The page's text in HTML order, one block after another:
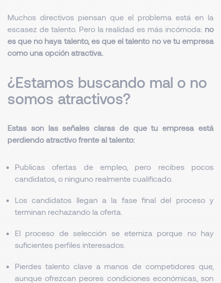
Muchos directivos piensan que el problema está en la
escasez de talento. Pero la realidad es más incómoda: no
es que no haya talento, es que el talento no ve tu empresa
como una opción atractiva.
¿Estamos buscando mal o no
somos atractivos?
Estas son las señales claras de que tu empresa está
perdiendo atractivo frente al talento:
Publicas ofertas de empleo, pero recibes pocos
candidatos, o ninguno realmente cualificado.
Los candidatos llegan a la fase final del proceso y
terminan rechazando la oferta.
El proceso de selección se eterniza porque no hay
suficientes perfiles interesados.
Pierdes talento clave a manos de competidores que,
aunque ofrezcan peores condiciones económicas, son